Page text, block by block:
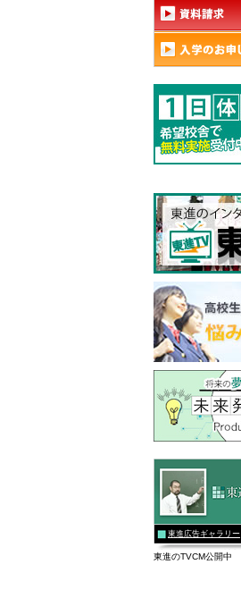
東進広告ギャラリー
東進のTVCM公開中